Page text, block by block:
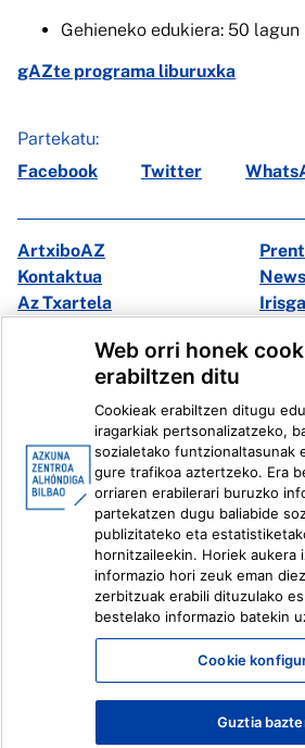
Gehieneko edukiera: 50 lagun
gAZte programa liburuxka
Partekatu:
Facebook
Twitter
ArtxiboAZ
Kontaktua
Az Txartela
Instagram
Linkedin
Ivoox
Lege informazioa Barneko
Web orri honek
erabiltzen ditu
Cookieak erabiltzen ditugu
iragarkiak pertsonalizatzeko,
sozialetako funtzionaltasunak
gure trafikoa aztertzeko. Era
orriaren erabilerari buruzko
partekatzen dugu baliabide
publizitateko eta
hornitzaileekin. Horiek aukera
informazio hori zeuk eman
zerbitzuak erabili dituzulako
bestelako informazio batekin
Cookie
Guztia